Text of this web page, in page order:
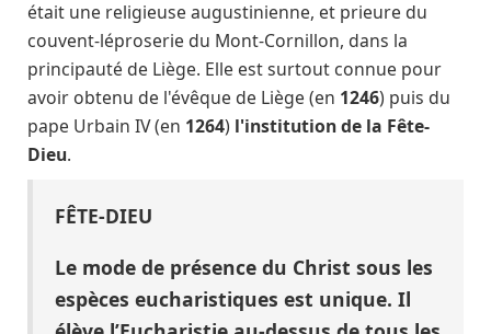
était une religieuse augustinienne, et prieure du
couvent-léproserie du Mont-Cornillon, dans la
principauté de Liège. Elle est surtout connue pour
avoir obtenu de l'évêque de Liège (en 1246) puis du
pape Urbain IV (en 1264) l'institution de la Fête-
Dieu.
FÊTE-DIEU
Le mode de présence du Christ sous les
espèces eucharistiques est unique. Il